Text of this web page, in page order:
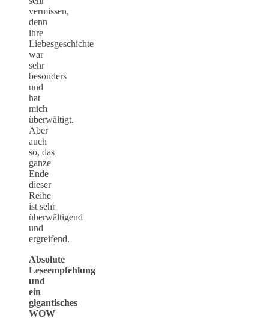
vermissen,
denn
ihre
Liebesgeschichte
war
sehr
besonders
und
hat
mich
überwältigt.
Aber
auch
so, das
ganze
Ende
dieser
Reihe
ist sehr
überwältigend
und
ergreifend.
Absolute
Leseempfehlung
und
ein
gigantisches
WOW